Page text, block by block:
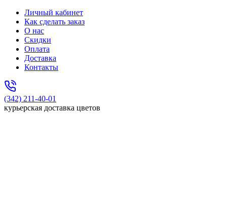
Личный кабинет
Как сделать заказ
О нас
Скидки
Оплата
Доставка
Контакты
(342) 211-40-01
курьерская доставка цветов